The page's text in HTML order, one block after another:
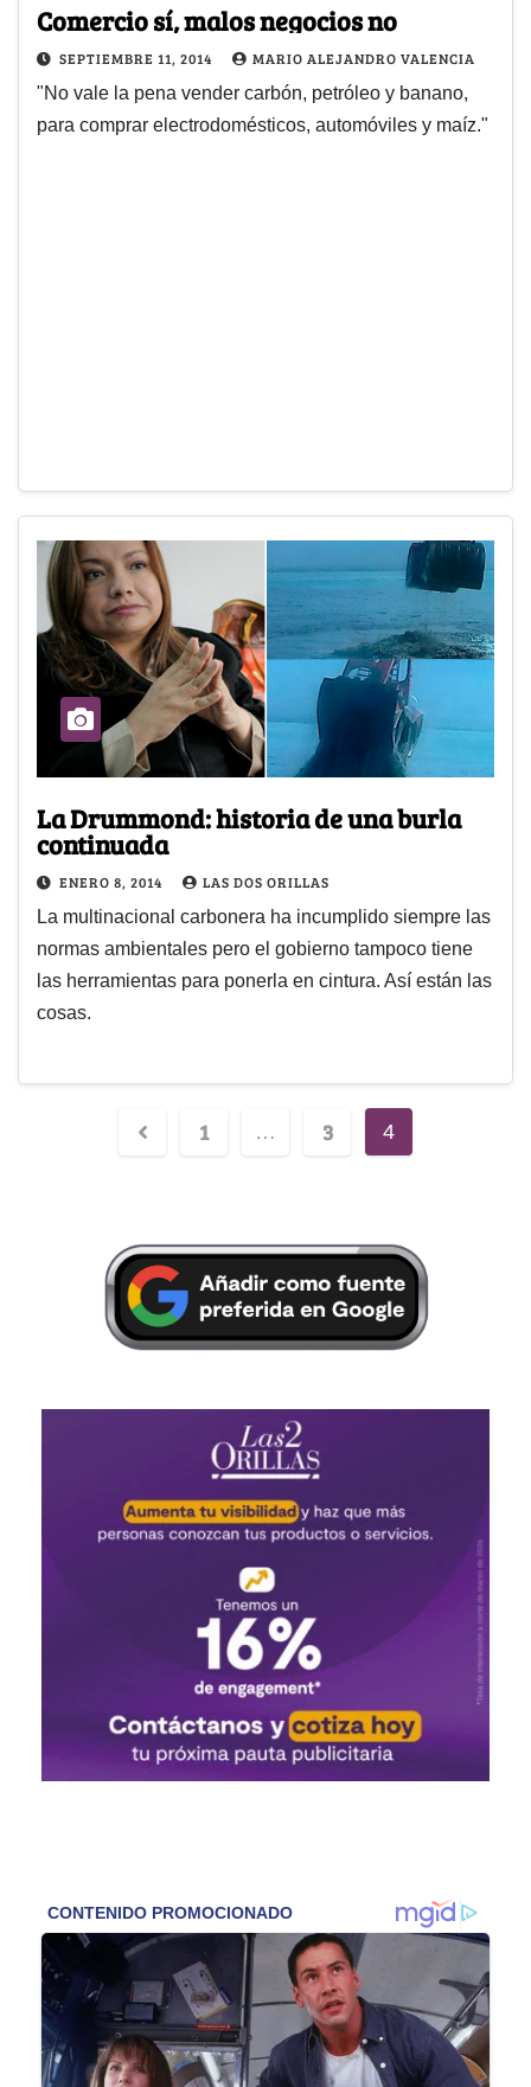
Comercio sí, malos negocios no
SEPTIEMBRE 11, 2014 MARIO ALEJANDRO VALENCIA
"No vale la pena vender carbón, petróleo y banano,
para comprar electrodomésticos, automóviles y maíz."
La Drummond: historia de una burla
continuada
ENERO 8, 2014 LAS DOS ORILLAS
La multinacional carbonera ha incumplido siempre las
normas ambientales pero el gobierno tampoco tiene
las herramientas para ponerla en cintura. Así están las
cosas.
1 … 3 4